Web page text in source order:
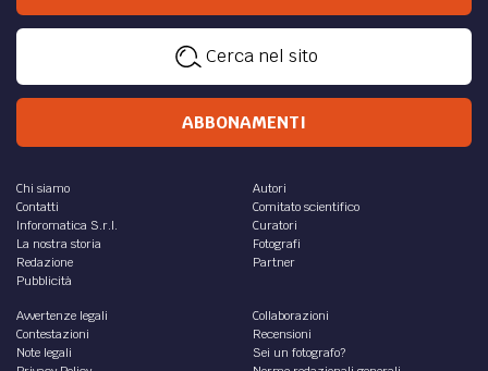
Cerca nel sito
ABBONAMENTI
Chi siamo
Contatti
Inforomatica S.r.l.
La nostra storia
Redazione
Pubblicità
Autori
Comitato scientifico
Curatori
Fotografi
Partner
Avvertenze legali
Contestazioni
Note legali
Collaborazioni
Recensioni
Sei un fotografo?